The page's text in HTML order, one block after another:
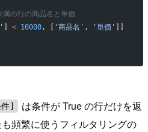
の行の商品名と単価
< 10000, [ '商品名' , '単価'
]
は条件が True の行だけを返
頻繁に使うフィルタリングの